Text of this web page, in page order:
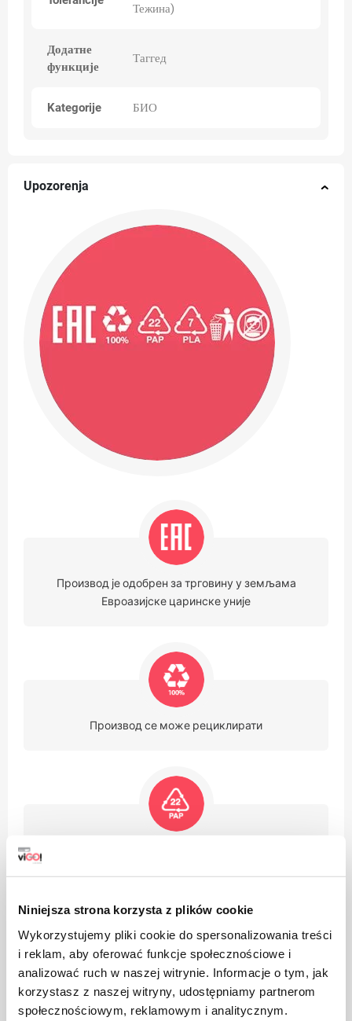
Niniejsza strona korzysta z plików cookie
Wykorzystujemy pliki cookie do spersonalizowania treści
i reklam, aby oferować funkcje społecznościowe i
analizować ruch w naszej witrynie. Informacje o tym, jak
korzystasz z naszej witryny, udostępniamy partnerom
społecznościowym, reklamowym i analitycznym.
Тежина)
Додатне
функције
Таггед
Kategorije БИО
Upozorenja
Производ је одобрен за трговину у земљама
Евроазијске царинске уније
Производ се може рециклирати
Амбалажа направљена од поликтида, органске и
биоразградиве материје